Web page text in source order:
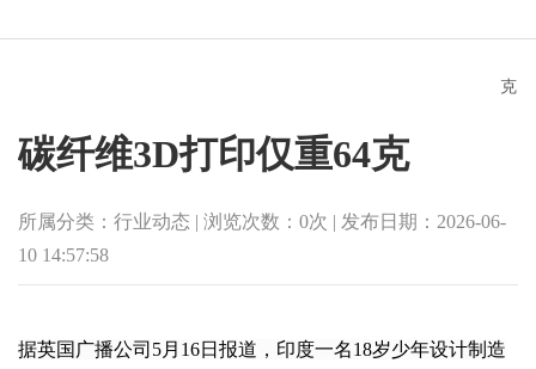
克
碳纤维3D打印仅重64克
所属分类： 行业动态 | 浏览次数： 0次 | 发布日期： 2026-06-
10 14:57:58
据英国广播公司5月16日报道，印度一名18岁少年设计制造